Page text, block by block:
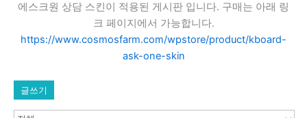
에스크원 상담 스킨이 적용된 게시판 입니다. 구매는 아래 링
크 페이지에서 가능합니다.
https://www.cosmosfarm.com/wpstore/product/kboard-
ask-one-skin
글쓰기